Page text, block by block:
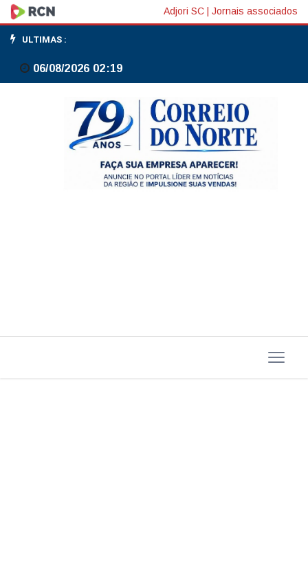
Indústria
brasileira
recua
Adjori SC Jornais associados
ULTIMAS :
06/08/2026 02:19